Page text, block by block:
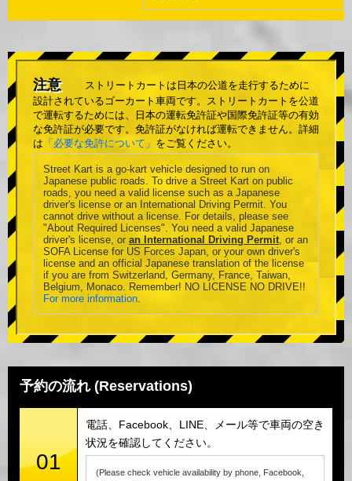
注意
ストリートカートは日本の公道を走行するために
設計されているゴーカート車両です。ストリートカートを公道
で運転するためには、日本の運転免許証や国際免許証等の有効
な免許証が必要です。免許証がなければ運転できません。詳細
は 「必要な免許について」 をご覧ください。
Street Kart is a go-kart vehicle designed to run on
Japanese public roads. To drive a Street Kart on public
roads, you need a valid license such as a Japanese
driver's license or an International Driving Permit. You
cannot drive without a license. For details, please see
"About Required Licenses". You need a valid Japanese
driver's license, or an International Driving Permit , or an
SOFA License for US Forces Japan, or your own driver's
license and an official Japanese translation of the license
if you are from Switzerland, Germany, France, Taiwan,
Belgium, Monaco. Remember! NO LICENSE NO DRIVE!!
For more information
予約の流れ (Reservations)
01
電話、Facebook、LINE、メール等で車両の空き
状況を確認してください。
(Please check vehicle availability by phone, Facebook,